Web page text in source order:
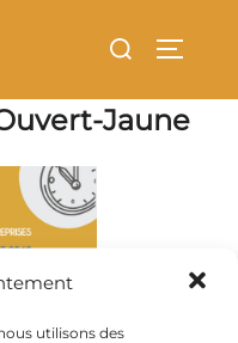
utilisons des
Rechercher :
Jaune